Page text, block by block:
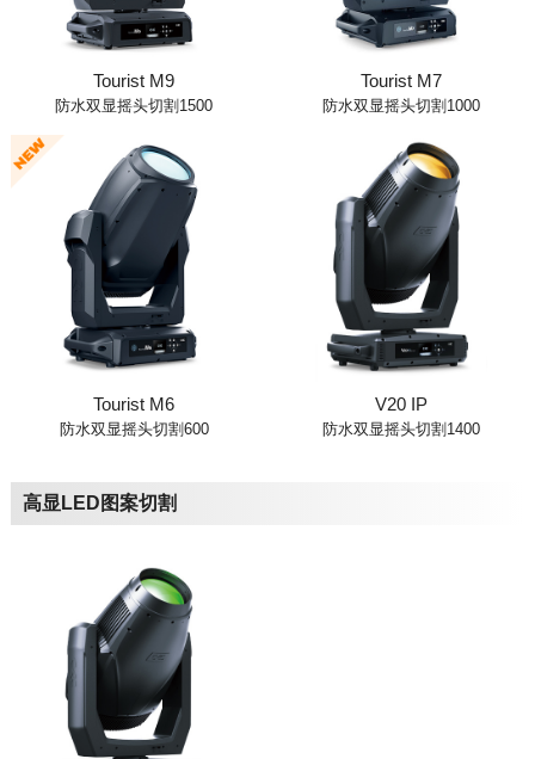
Tourist M9
防水双显摇头切割1500
Tourist M7
防水双显摇头切割1000
Tourist M6
防水双显摇头切割600
V20 IP
防水双显摇头切割1400
高显LED图案切割